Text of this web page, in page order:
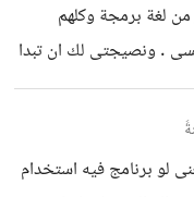
من لغة برمجة وكلهم
. ونصيجتى لك ان تبدا
(المتعيرات والتكرار
على حسب هدفك يعنى
فى معرفة اساسيات ال
لو برنامج فيه استخدام